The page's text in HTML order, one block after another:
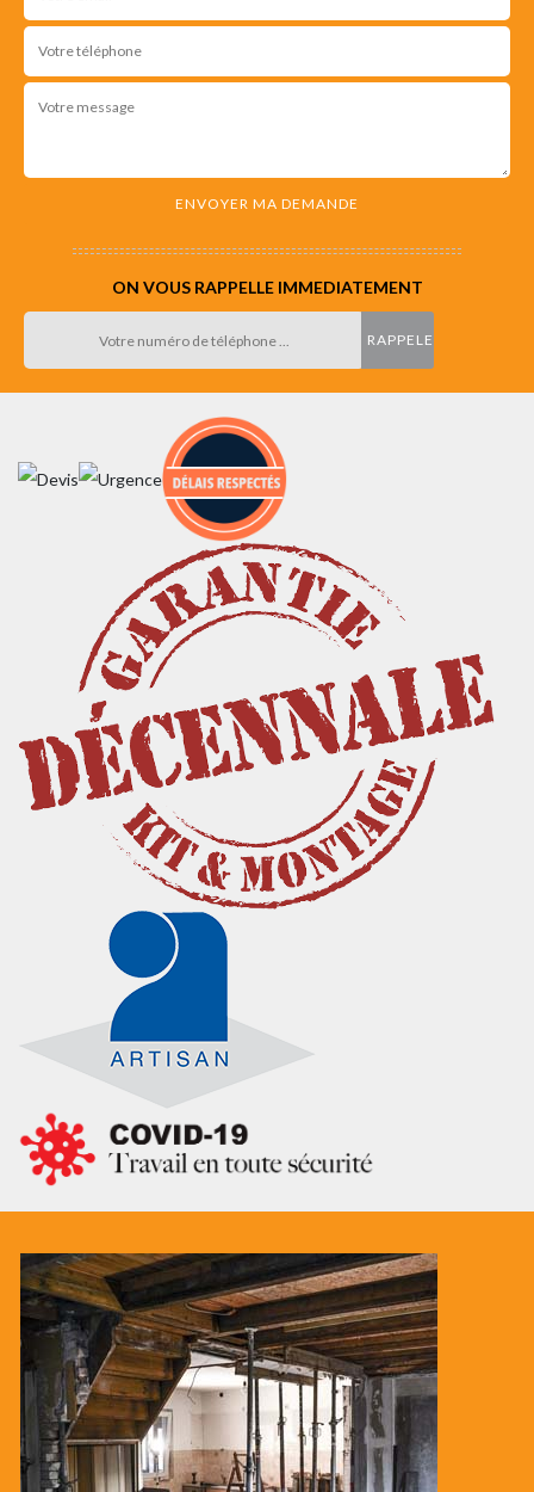
ON VOUS RAPPELLE IMMEDIATEMENT